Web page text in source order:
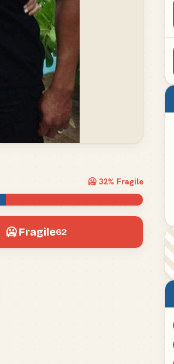
🥶 32% Fragile
🥶 Fragile62